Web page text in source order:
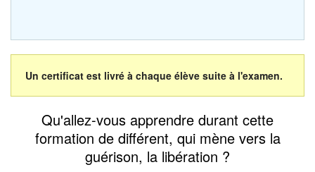
Un certificat est livré à chaque élève suite à l'examen.
Qu'allez-vous apprendre durant cette
formation de différent, qui mène vers la
guérison, la libération ?